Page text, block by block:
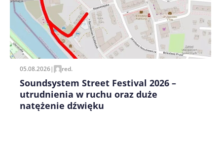
Zapamiętaj moje dane w tej przeglądarce podczas
pisania kolejnych komentarzy.
05.08.2026| red.
Soundsystem Street Festival 2026 –
utrudnienia w ruchu oraz duże
natężenie dźwięku